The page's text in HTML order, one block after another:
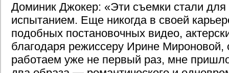
Доминик Джокер: «Эти съемки стали
испытанием. Еще никогда в своей
подобных постановочных видео,
благодаря режиссеру Ирине Мироновой,
работаем уже не первый раз, мне